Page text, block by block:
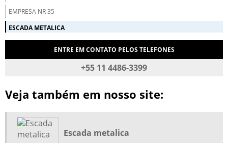
EMPRESA NR 35
ESCADA METALICA
ESTRUTURA METALICA PARA GALPOES
FABRICANTE DE GALPÃO METÁLICO
FABRICANTES DE ESCADAS METÁLICAS
ENTRE EM CONTATO PELOS TELEFONES
+55 11 4486-3399
Veja também em nosso site:
Escada metalica